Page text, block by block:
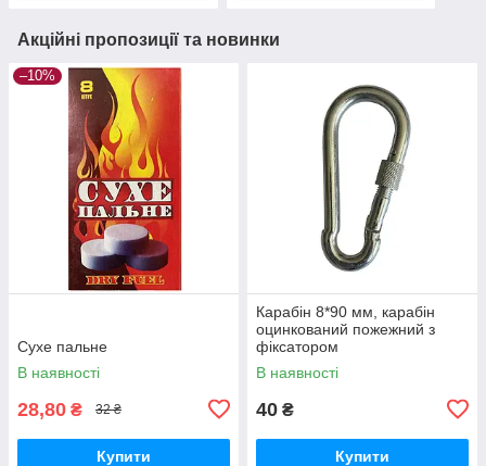
Акційні пропозиції та новинки
–10%
Сухе пальне
В наявності
28,80 ₴ 32 ₴
Купити
Карабін 8*90 мм, карабін
оцинкований пожежний з
фіксатором
В наявності
40 ₴
Купити